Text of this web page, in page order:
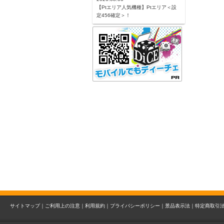
【Ptエリア人気機種】Ptエリア＜設
定456確定＞！
サイトマップ｜ ご利用上の注意｜ 利用規約｜ プライバシーポリシー｜ 景品表示法｜ 特定商取引